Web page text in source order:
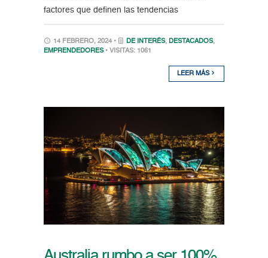
factores que definen las tendencias
14 FEBRERO, 2024 • DE INTERÉS, DESTACADOS,
EMPRENDEDORES • VISITAS: 1061
LEER MÁS